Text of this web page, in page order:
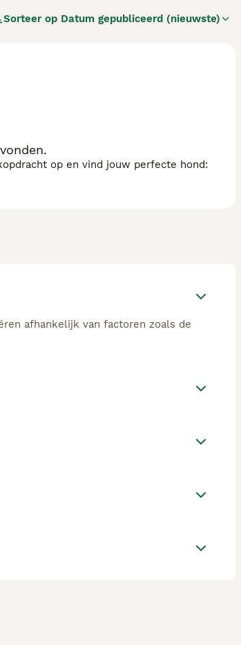
dagen en ijskoude nachten in de
Sorteer op Datum gepubliceerd (nieuwste)
op en vind jouw perfecte hond:
afhankelijk van factoren zoals de